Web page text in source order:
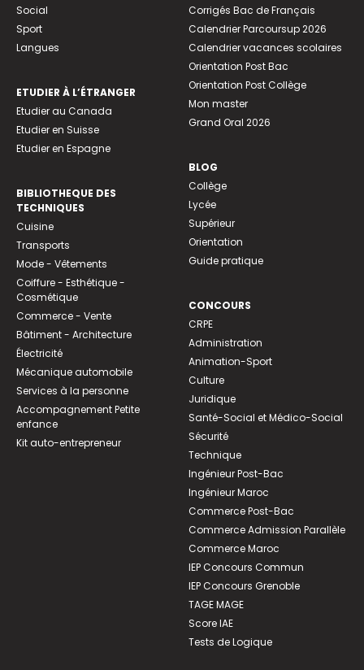
Social
Sport
Langues
ETUDIER À L’ÉTRANGER
Etudier au Canada
Etudier en Suisse
Etudier en Espagne
BIBLIOTHEQUE DES
TECHNIQUES
Cuisine
Transports
Mode - Vêtements
Coiffure - Esthétique -
Cosmétique
Commerce - Vente
Bâtiment - Architecture
Électricité
Mécanique automobile
Services à la personne
Accompagnement Petite
enfance
Kit auto-entrepreneur
Corrigés Bac de Français
Calendrier Parcoursup 2026
Calendrier vacances scolaires
Orientation Post Bac
Orientation Post Collège
Mon master
Grand Oral 2026
BLOG
Collège
Lycée
Supérieur
Orientation
Guide pratique
CONCOURS
CRPE
Administration
Animation-Sport
Culture
Juridique
Santé-Social et Médico-Social
Sécurité
Technique
Ingénieur Post-Bac
Ingénieur Maroc
Commerce Post-Bac
Commerce Admission Parallèle
Commerce Maroc
IEP Concours Commun
IEP Concours Grenoble
TAGE MAGE
Score IAE
Tests de Logique